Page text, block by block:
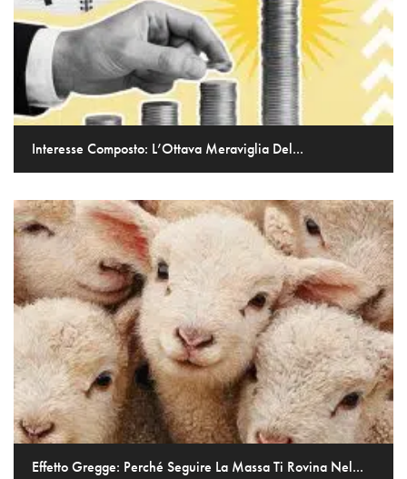
Interesse Composto: L’Ottava Meraviglia Del...
Effetto Gregge: Perché Seguire La Massa Ti Rovina Nel...